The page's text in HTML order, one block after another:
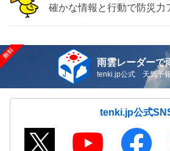
確かな情報と行動で防災力
雨雲レーダーで
tenki.jp公式 天気予
tenki.jp公式